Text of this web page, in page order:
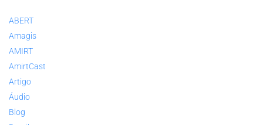
ABERT
Amagis
AMIRT
AmirtCast
Artigo
Áudio
Blog